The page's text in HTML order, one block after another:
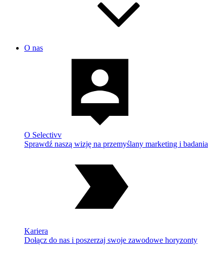
O nas
O Selectivv
Sprawdź naszą wizję na przemyślany marketing i badania
Kariera
Dołącz do nas i poszerzaj swoje zawodowe horyzonty